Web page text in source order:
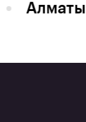
Алматы